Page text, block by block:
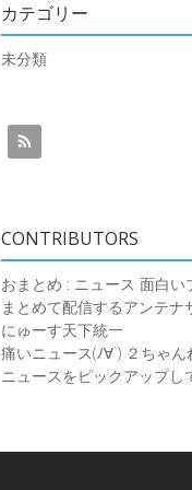
カテゴリー
未分類
CONTRIBUTORS
おまとめ : ニュース 面白い
まとめて配信するアンテナ
にゅーす天下統一
痛いニュース(ﾉ∀`) ２ちゃ
ニュースをピックアップし